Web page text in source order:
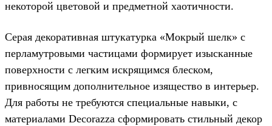
некоторой цветовой и предметной хаотичности.
Серая декоративная штукатурка «Мокрый шелк» с
перламутровыми частицами формирует изысканные
поверхности с легким искрящимся блеском,
привносящим дополнительное изящество в интерьер.
Для работы не требуются специальные навыки, с
материалами Decorazza сформировать стильный декор